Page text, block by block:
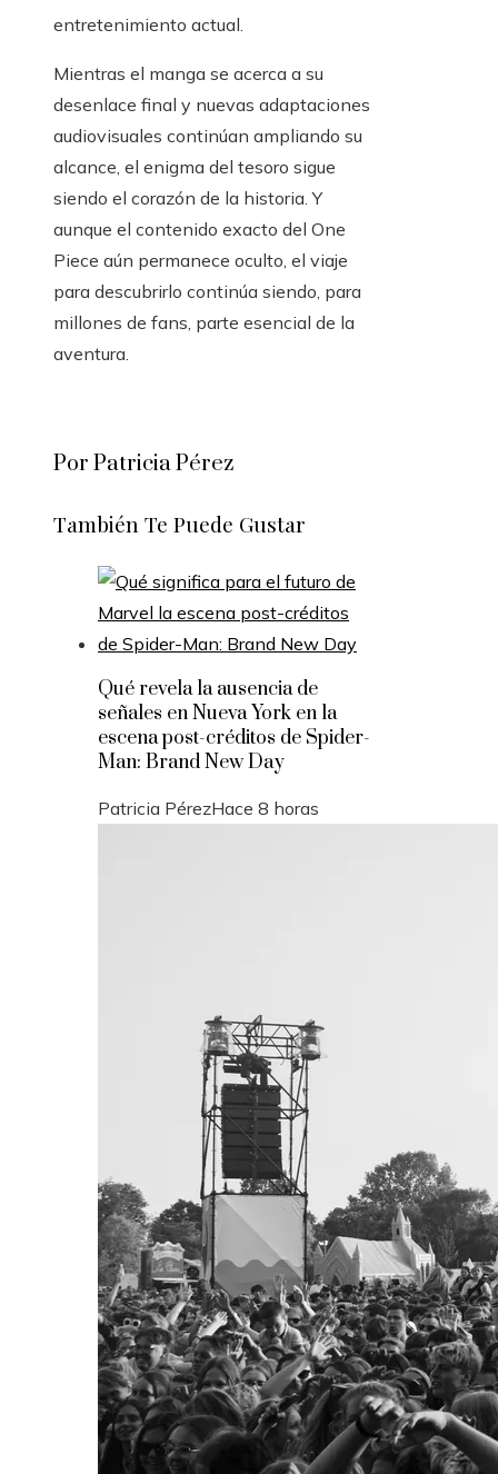
entretenimiento actual.
Mientras el manga se acerca a su
desenlace final y nuevas adaptaciones
audiovisuales continúan ampliando su
alcance, el enigma del tesoro sigue
siendo el corazón de la historia. Y
aunque el contenido exacto del One
Piece aún permanece oculto, el viaje
para descubrirlo continúa siendo, para
millones de fans, parte esencial de la
aventura.
Por Patricia Pérez
También Te Puede Gustar
Qué revela la ausencia de
señales en Nueva York en la
escena post-créditos de Spider-
Man: Brand New Day
Patricia PérezHace 8 horas